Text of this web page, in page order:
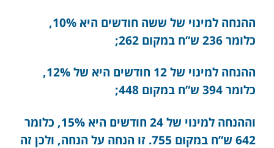
ההנחה למינוי של ששה חודשים היא 10%,
כלומר 236 ש”ח במקום 262;
ההנחה למינוי של 12 חודשים היא של 12%,
כלומר 394 ש”ח במקום 448;
וההנחה למינוי של 24 חודשים היא 15%, כלומר
642 ש”ח במקום 755. זו הנחה על הנחה, ולכן זה